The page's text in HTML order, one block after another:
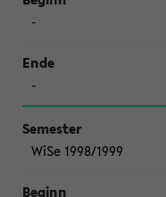
-
-
WiSe 1998/1999